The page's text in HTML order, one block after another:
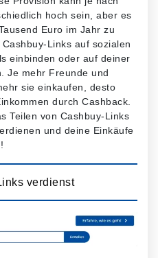
hoch sein, aber es
Euro im Jahr zu
Links auf sozialen
einbinden oder auf deiner
Je mehr Freunde und
sie einkaufen, desto
durch Cashback.
Teilen von Cashbuy-Links
und deine Einkäufe
verdienst